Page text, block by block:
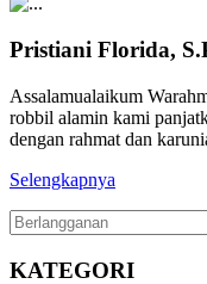
Pristiani Florida,
Assalamualaikum
robbil alamin kami
dengan rahmat dan
Selengkapnya
KATEGORI